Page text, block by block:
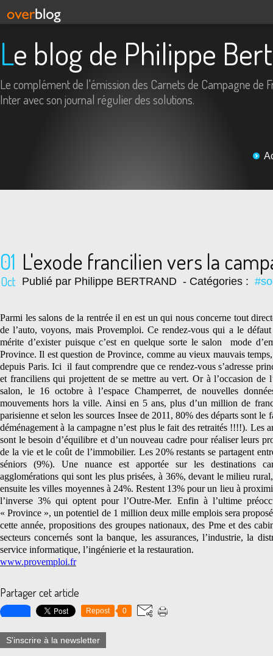
Le blog de Philippe
Le complément de l'émission des Carnets de Campagne de
Inter avec son journal régulier des solutions.
01
Oct
L'exode francilien vers la
Publié par Philippe BERTRAND - Catégories :
Parmi les salons de la rentrée il en est un qui nous concerne tout
de l’auto, voyons, mais Provemploi. Ce rendez-vous qui a le
mérite d’exister puisque c’est en quelque sorte le salon
mode
Province. Il est question de Province, comme au vieux mauvais
depuis Paris. Ici il faut comprendre que ce rendez-vous s’adresse
et franciliens qui projettent de se mettre au vert. Or à l’occasion de
salon, le 16 octobre à l’espace Champerret, de nouvelles
mouvements hors la ville. Ainsi en 5 ans, plus d’un million de
parisienne et selon les sources Insee de 2011, 80% des départs sont le
déménagement à la campagne n’est plus le fait des retraités !!!!). Les
sont le besoin d’équilibre et d’un nouveau cadre pour réaliser leurs
de la vie et le coût de l’immobilier. Les 20% restants se partagent
séniors (9%). Une nuance est apportée sur les destinations
agglomérations qui sont les plus prisées, à 36%, devant le milieu
ensuite les villes moyennes à 24%. Restent 13% pour un lieu à
l’inverse 3% qui optent pour l’Outre-Mer. Enfin à l’ultime
« Province », un potentiel de 1 million deux mille emplois sera
cette année, propositions des groupes nationaux, des Pme et des
secteurs concernés sont la banque, les assurances, l’industrie, la
service informatique, l’ingénierie et la restauration.
www.provemploi.fr
Partager cet article
Repost 0
S'inscrire à la newsletter